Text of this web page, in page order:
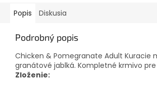
Popis Diskusia
Podrobný popis
Chicken & Pomegranate Adult Kuracie
granátové jablká. Kompletné krmivo
Zloženie: